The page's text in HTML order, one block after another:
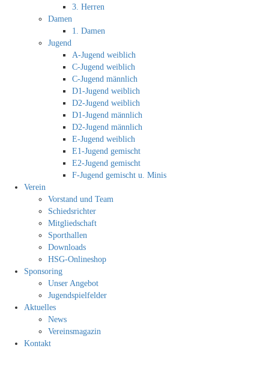
3. Herren
Damen
1. Damen
Jugend
A-Jugend weiblich
C-Jugend weiblich
C-Jugend männlich
D1-Jugend weiblich
D2-Jugend weiblich
D1-Jugend männlich
D2-Jugend männlich
E-Jugend weiblich
E1-Jugend gemischt
E2-Jugend gemischt
F-Jugend gemischt u. Minis
Verein
Vorstand und Team
Schiedsrichter
Mitgliedschaft
Sporthallen
Downloads
HSG-Onlineshop
Sponsoring
Unser Angebot
Jugendspielfelder
Aktuelles
News
Vereinsmagazin
Kontakt